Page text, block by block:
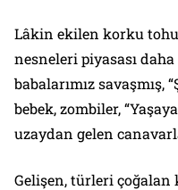
Lâkin ekilen korku
nesneleri piyasası
babalarımız savaşmış,
bebek, zombiler,
uzaydan gelen
Gelişen, türleri çoğalan